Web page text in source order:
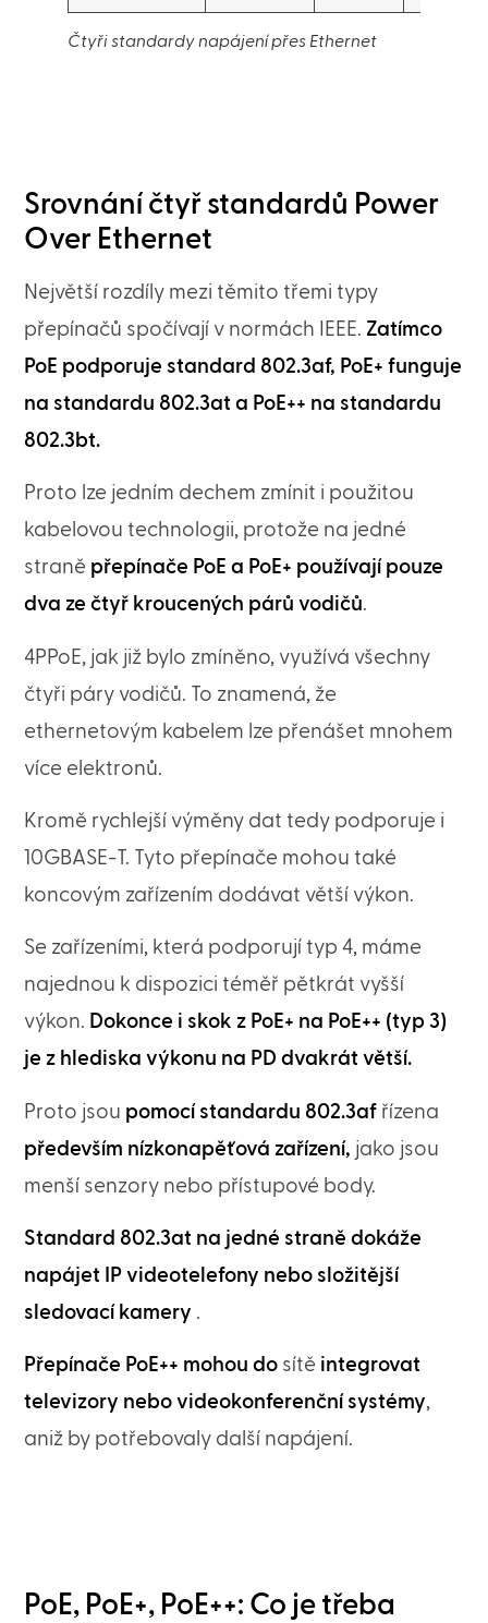
Čtyři standardy napájení přes Ethernet
Srovnání čtyř standardů Power
Over Ethernet
Největší rozdíly mezi těmito třemi typy
přepínačů spočívají v normách IEEE. Zatímco
PoE podporuje standard 802.3af, PoE+ funguje
na standardu 802.3at a PoE++ na standardu
802.3bt.
Proto lze jedním dechem zmínit i použitou
kabelovou technologii, protože na jedné
straně přepínače PoE a PoE+ používají pouze
dva ze čtyř kroucených párů vodičů.
4PPoE, jak již bylo zmíněno, využívá všechny
čtyři páry vodičů. To znamená, že
ethernetovým kabelem lze přenášet mnohem
více elektronů.
Kromě rychlejší výměny dat tedy podporuje i
10GBASE-T. Tyto přepínače mohou také
koncovým zařízením dodávat větší výkon.
Se zařízeními, která podporují typ 4, máme
najednou k dispozici téměř pětkrát vyšší
výkon. Dokonce i skok z PoE+ na PoE++ (typ 3)
je z hlediska výkonu na PD dvakrát větší.
Proto jsou pomocí standardu 802.3af řízena
především nízkonapěťová zařízení, jako jsou
menší senzory nebo přístupové body.
Standard 802.3at na jedné straně dokáže
napájet IP videotelefony nebo složitější
sledovací kamery .
Přepínače PoE++ mohou do sítě integrovat
televizory nebo videokonferenční systémy,
aniž by potřebovaly další napájení.
PoE, PoE+, PoE++: Co je třeba